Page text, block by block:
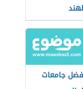
جامعات